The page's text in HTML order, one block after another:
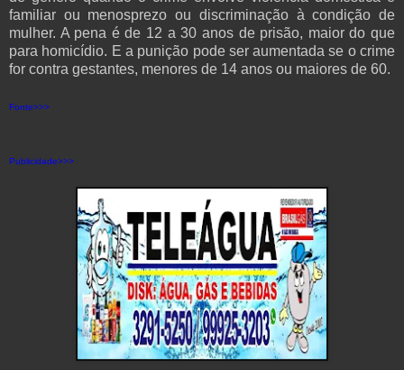
familiar ou menosprezo ou discriminação à condição de
mulher. A pena é de 12 a 30 anos de prisão, maior do que
para homicídio. E a punição pode ser aumentada se o crime
for contra gestantes, menores de 14 anos ou maiores de 60.
Fonte>>>
Publicidade>>>